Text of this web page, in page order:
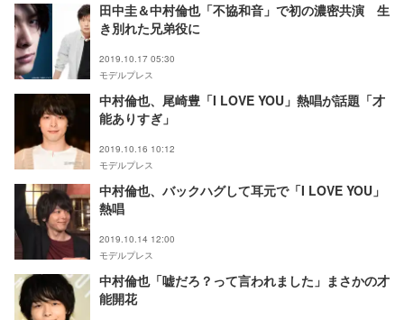
田中圭＆中村倫也「不協和音」で初の濃密共演 生
き別れた兄弟役に
2019.10.17 05:30
モデルプレス
中村倫也、尾崎豊「I LOVE YOU」熱唱が話題「才
能ありすぎ」
2019.10.16 10:12
モデルプレス
中村倫也、バックハグして耳元で「I LOVE YOU」
熱唱
2019.10.14 12:00
モデルプレス
中村倫也「嘘だろ？って言われました」まさかの才
能開花